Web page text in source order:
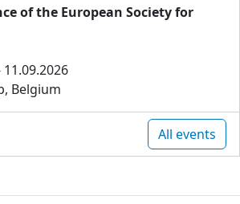
of the European Society for
Belgium
All events